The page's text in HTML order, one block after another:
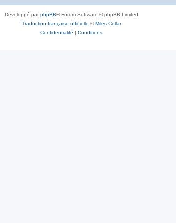
Développé parphpBB® Forum Software © phpBB Limited
Traduction française officielle ©Miles Cellar
Confidentialité | Conditions